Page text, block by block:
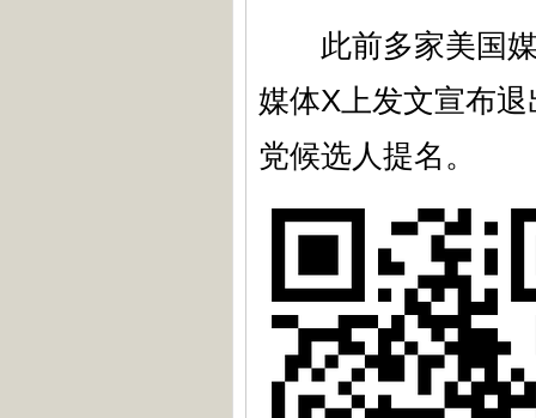
此前多家美国媒
媒体X上发文宣布
党候选人提名。